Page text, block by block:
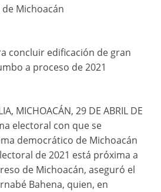
Michoacán
concluir edificación de gran
a proceso de 2021
MICHOACÁN, 29 DE ABRIL DE
electoral con que se
democrático de Michoacán
de 2021 está próxima a
de Michoacán, aseguró el
Bahena, quien, en